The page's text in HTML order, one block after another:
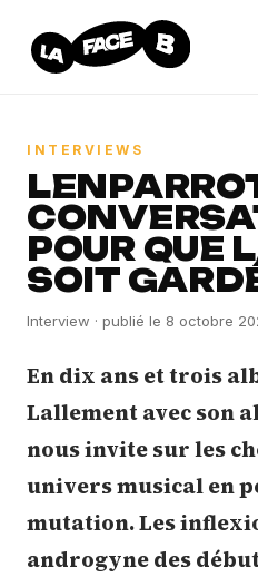
INTERVIEWS
POUR QUE
SOIT
Interview · publié le 8 octobre
En dix ans et trois
Lallement avec son
nous invite sur les
univers musical en
mutation. Les
androgyne des